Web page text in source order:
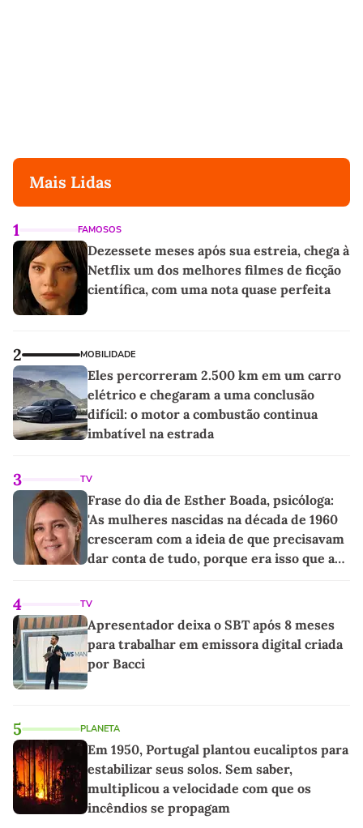
Mais Lidas
1 FAMOSOS
Dezessete meses após sua estreia, chega à
Netflix um dos melhores filmes de ficção
científica, com uma nota quase perfeita
2 MOBILIDADE
Eles percorreram 2.500 km em um carro
elétrico e chegaram a uma conclusão
difícil: o motor a combustão continua
imbatível na estrada
3 TV
Frase do dia de Esther Boada, psicóloga:
'As mulheres nascidas na década de 1960
cresceram com a ideia de que precisavam
dar conta de tudo, porque era isso que a
4 TV
Apresentador deixa o SBT após 8 meses
para trabalhar em emissora digital criada
por Bacci
5 PLANETA
Em 1950, Portugal plantou eucaliptos para
estabilizar seus solos. Sem saber,
multiplicou a velocidade com que os
incêndios se propagam